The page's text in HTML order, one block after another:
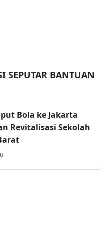
SEPUTAR BANTUAN
Bola ke Jakarta
Revitalisasi Sekolah